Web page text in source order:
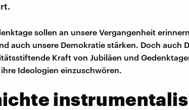
sollen an unsere Vergangenheit
auch unsere Demokratie stärken. Doch auch
Kraft von Jubiläen und
Ideologien einzuschwören.